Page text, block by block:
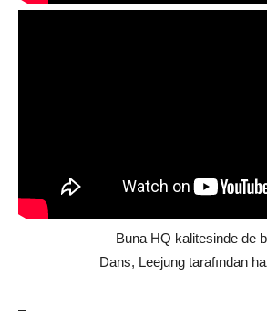
Buna HQ kalitesinde de
Dans, Leejung tarafından
–